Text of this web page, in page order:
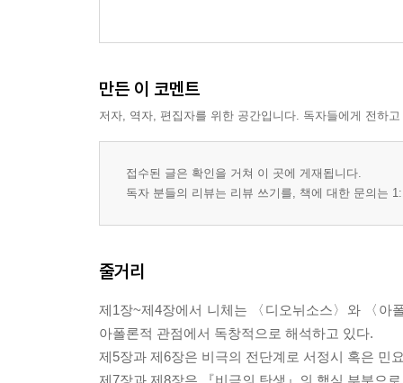
만든 이 코멘트
저자, 역자, 편집자를 위한 공간입니다. 독자들에게 전하
접수된 글은 확인을 거쳐 이 곳에 게재됩니다.
독자 분들의 리뷰는 리뷰 쓰기를, 책에 대한 문의는
줄거리
제1장~제4장에서 니체는 〈디오뉘소스〉와 〈아
아폴론적 관점에서 독창적으로 해석하고 있다.
제5장과 제6장은 비극의 전단계로 서정시 혹은 민